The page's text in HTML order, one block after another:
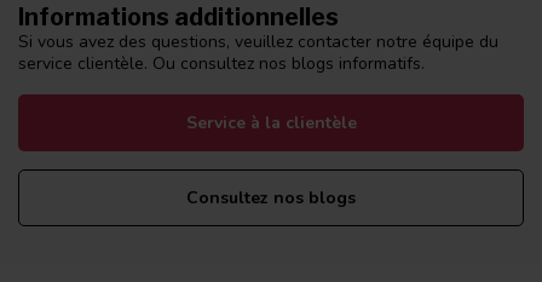
Informations additionnelles
Si vous avez des questions, veuillez contacter notre équipe du
service clientèle. Ou consultez nos blogs informatifs.
Service à la clientèle
Consultez nos blogs